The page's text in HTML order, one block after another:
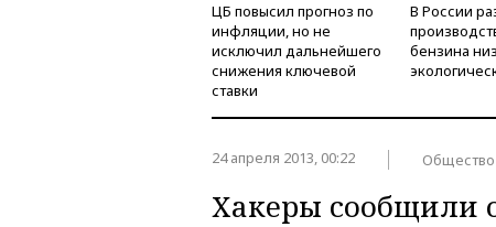
ЦБ повысил прогноз по
инфляции, но не
исключил дальнейшего
снижения ключевой
ставки
В России
бензина
24 апреля 2013, 00:22 Общество
Хакеры сообщили